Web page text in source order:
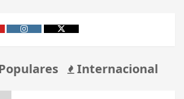
Internacional